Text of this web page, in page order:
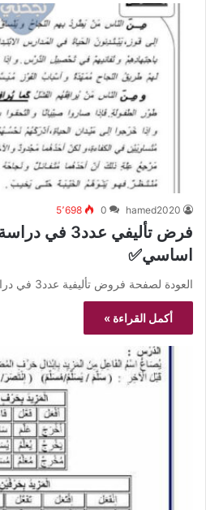
hamed2020
0 5٬698
اساسي✅
العودة لصفحة فروض تأليفية عدد3 في دراسة النص سنة ثامنة أساسي
أكمل القراءة »